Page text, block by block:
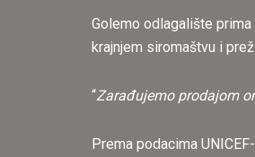
Golemo odlagalište
krajnjem siromaštvu i
“Zarađujemo prodajom
Prema podacima